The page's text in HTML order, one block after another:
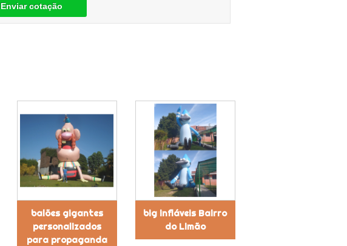
Enviar cotação
balões gigantes
personalizados
para propaganda
big infláveis Bairro
do Limão